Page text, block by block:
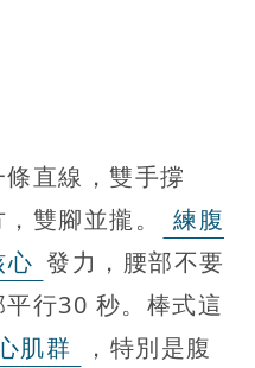
直線，雙手撐
雙腳並攏。
練腹
心 發力，腰部不要
行30 秒。棒式這
肌群
，特別是腹